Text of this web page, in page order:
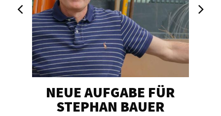
NEUE AUFGABE FÜR
STEPHAN BAUER